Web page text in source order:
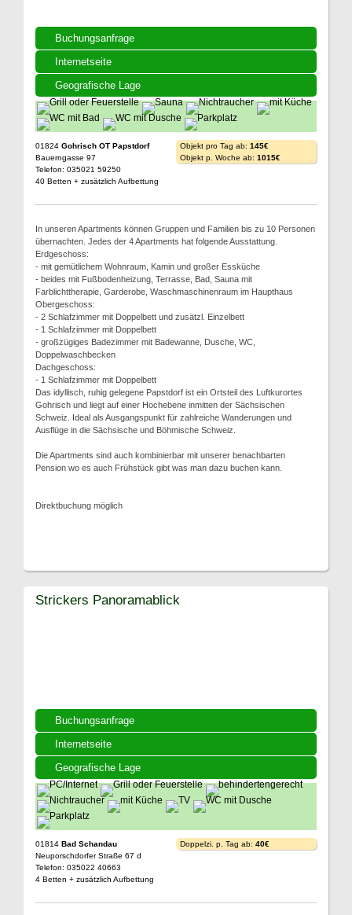
Buchungsanfrage
Internetseite
Geografische Lage
01824 Gohrisch OT Papstdorf
Bauerngasse 97
Telefon: 035021 59250
40 Betten + zusätzlich Aufbettung
Objekt pro Tag ab: 145€
Objekt p. Woche ab: 1015€
In unseren Apartments können Gruppen und Familien bis zu 10 Personen
übernachten. Jedes der 4 Apartments hat folgende Ausstattung.
Erdgeschoss:
- mit gemütlichem Wohnraum, Kamin und großer Essküche
- beides mit Fußbodenheizung, Terrasse, Bad, Sauna mit
Farblichttherapie, Garderobe, Waschmaschinenraum im Haupthaus
Obergeschoss:
- 2 Schlafzimmer mit Doppelbett und zusätzl. Einzelbett
- 1 Schlafzimmer mit Doppelbett
- großzügiges Badezimmer mit Badewanne, Dusche, WC,
Doppelwaschbecken
Dachgeschoss:
- 1 Schlafzimmer mit Doppelbett
Das idyllisch, ruhig gelegene Papstdorf ist ein Ortsteil des Luftkurortes
Gohrisch und liegt auf einer Hochebene inmitten der Sächsischen
Schweiz. Ideal als Ausgangspunkt für zahlreiche Wanderungen und
Ausflüge in die Sächsische und Böhmische Schweiz.
Die Apartments sind auch kombinierbar mit unserer benachbarten
Pension wo es auch Frühstück gibt was man dazu buchen kann.
Direktbuchung möglich
Buchungsanfrage
Internetseite
Geografische Lage
Strickers Panoramablick
01814 Bad Schandau
Neuporschdorfer Straße 67 d
Telefon: 035022 40663
4 Betten + zusätzlich Aufbettung
Doppelzi. p. Tag ab: 40€